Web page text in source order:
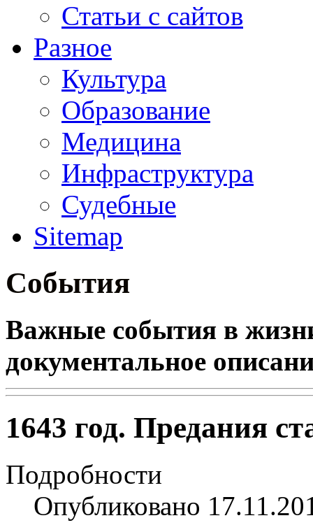
Статьи с сайтов
Разное
Культура
Образование
Медицина
Инфраструктура
Судебные
Sitemap
События
Важные события в
документальное
1643 год. Предания
Подробности
Опубликовано